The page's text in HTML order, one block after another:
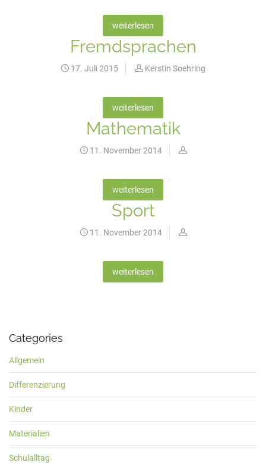
weiterlesen
Fremdsprachen
17. Juli 2015 Kerstin Soehring
weiterlesen
Mathematik
11. November 2014
weiterlesen
Sport
11. November 2014
weiterlesen
Categories
Allgemein
Differenzierung
Kinder
Materialien
Schulalltag